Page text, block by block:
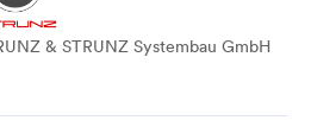
& STRUNZ Systembau GmbH